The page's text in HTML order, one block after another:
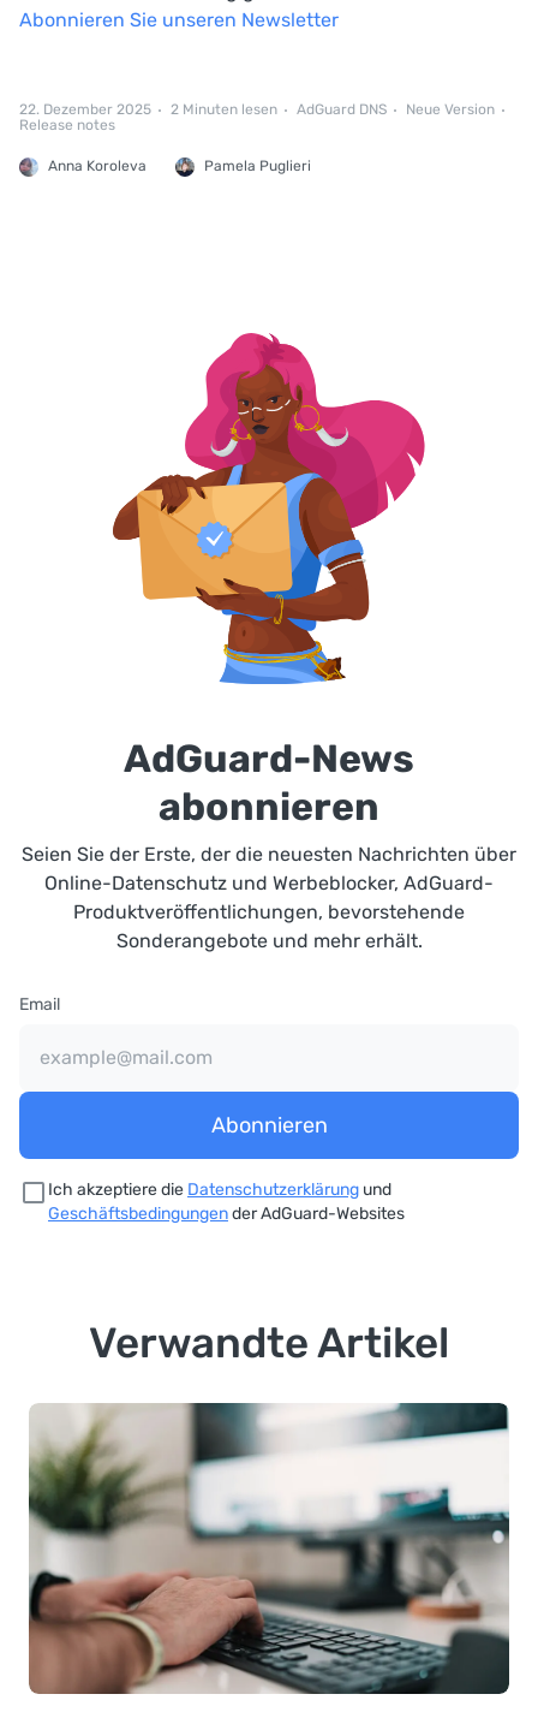
Abonnieren Sie unseren Newsletter
22. Dezember 2025 2 Minuten lesen AdGuard DNS
Neue Version
Release notes
Anna Koroleva Pamela Puglieri
AdGuard-News
abonnieren
Seien Sie der Erste, der die neuesten Nachrichten über
Online-Datenschutz und Werbeblocker, AdGuard-
Produktveröffentlichungen, bevorstehende
Sonderangebote und mehr erhält.
Email
Abonnieren
Ich akzeptiere die Datenschutzerklärung und
Geschäftsbedingungender AdGuard-Websites
Verwandte Artikel